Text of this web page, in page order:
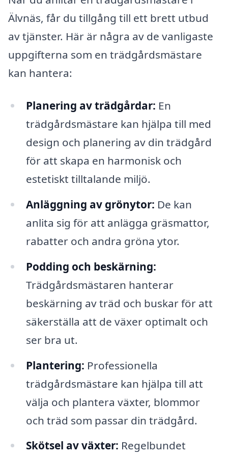
Älvnäs, får du tillgång till ett brett utbud
av tjänster. Här är några av de vanligaste
uppgifterna som en trädgårdsmästare
kan hantera:
Planering av trädgårdar: En
trädgårdsmästare kan hjälpa till med
design och planering av din trädgård
för att skapa en harmonisk och
estetiskt tilltalande miljö.
Anläggning av grönytor: De kan
anlita sig för att anlägga gräsmattor,
rabatter och andra gröna ytor.
Podding och beskärning:
Trädgårdsmästaren hanterar
beskärning av träd och buskar för att
säkerställa att de växer optimalt och
ser bra ut.
Plantering: Professionella
trädgårdsmästare kan hjälpa till att
välja och plantera växter, blommor
och träd som passar din trädgård.
Skötsel av växter: Regelbundet